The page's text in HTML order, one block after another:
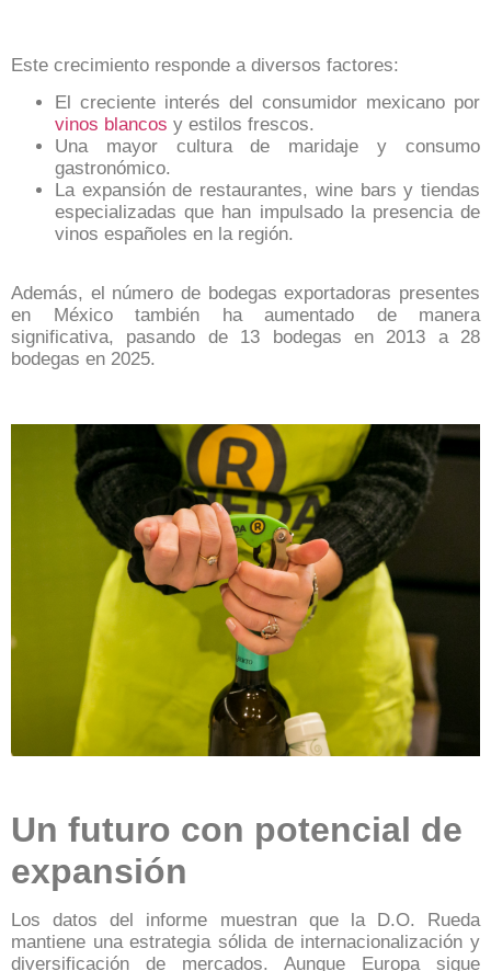
Este crecimiento responde a diversos factores:
El creciente interés del consumidor mexicano por
vinos blancos y estilos frescos.
Una mayor cultura de maridaje y consumo
gastronómico.
La expansión de restaurantes, wine bars y tiendas
especializadas que han impulsado la presencia de
vinos españoles en la región.
Además, el número de bodegas exportadoras presentes
en México también ha aumentado de manera
significativa, pasando de 13 bodegas en 2013 a 28
bodegas en 2025.
Un futuro con potencial de
expansión
Los datos del informe muestran que la D.O. Rueda
mantiene una estrategia sólida de internacionalización y
diversificación de mercados. Aunque Europa sigue